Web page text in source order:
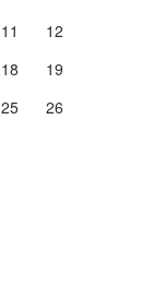
11
12
18
19
25
26